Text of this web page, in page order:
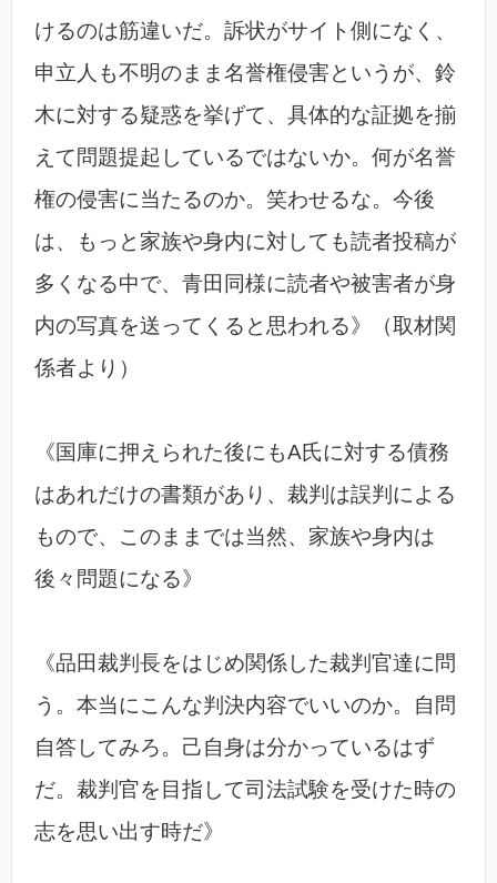
けるのは筋違いだ。訴状がサイト側になく、
申立人も不明のまま名誉権侵害というが、鈴
木に対する疑惑を挙げて、具体的な証拠を揃
えて問題提起しているではないか。何が名誉
権の侵害に当たるのか。笑わせるな。今後
は、もっと家族や身内に対しても読者投稿が
多くなる中で、青田同様に読者や被害者が身
内の写真を送ってくると思われる》（取材関
係者より）
《国庫に押えられた後にもA氏に対する債務
はあれだけの書類があり、裁判は誤判による
もので、このままでは当然、家族や身内は
後々問題になる》
《品田裁判長をはじめ関係した裁判官達に問
う。本当にこんな判決内容でいいのか。自問
自答してみろ。己自身は分かっているはず
だ。裁判官を目指して司法試験を受けた時の
志を思い出す時だ》